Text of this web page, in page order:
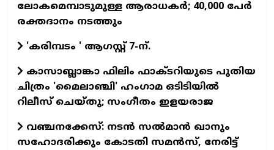
ലോകമെമ്പാടുമുള്ള ആരാധകര്‍; 40,000 പേര്‍
രക്തദാനം നടത്തും
'കരിമ്പടം ' ആഗസ്റ്റ് 7-ന്.
കാസാബ്ലാങ്കാ ഫിലിം ഫാക്ടറിയുടെ പുതിയ
ചിത്രം 'മൈലാഞ്ചി' ഹംഗാമ ഒടിടിയില്‍
റിലീസ് ചെയ്തു; സംഗീതം ഇളയരാജ
വഞ്ചനക്കേസ്: നടന്‍ സല്‍മാന്‍ ഖാനും
സഹോദരിക്കും കോടതി സമന്‍സ്, നേരിട്ട്